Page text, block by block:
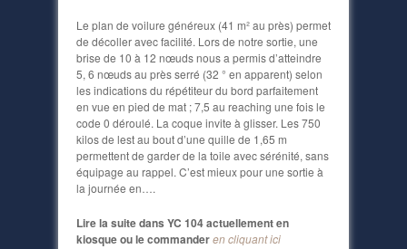
Le plan de voilure généreux (41 m² au près) permet
de décoller avec facilité. Lors de notre sortie, une
brise de 10 à 12 nœuds nous a permis d’atteindre
5, 6 nœuds au près serré (32 ° en apparent) selon
les indications du répétiteur du bord parfaitement
en vue en pied de mat ; 7,5 au reaching une fois le
code 0 déroulé. La coque invite à glisser. Les 750
kilos de lest au bout d’une quille de 1,65 m
permettent de garder de la toile avec sérénité, sans
équipage au rappel. C’est mieux pour une sortie à
la journée en….
Lire la suite dans YC 104 actuellement en
kiosque ou le commanderen cliquant ici